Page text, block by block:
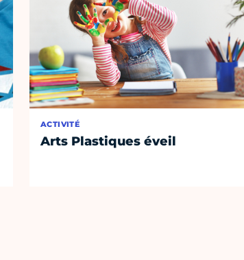
ACTIVITÉ
Arts Plastiques éveil